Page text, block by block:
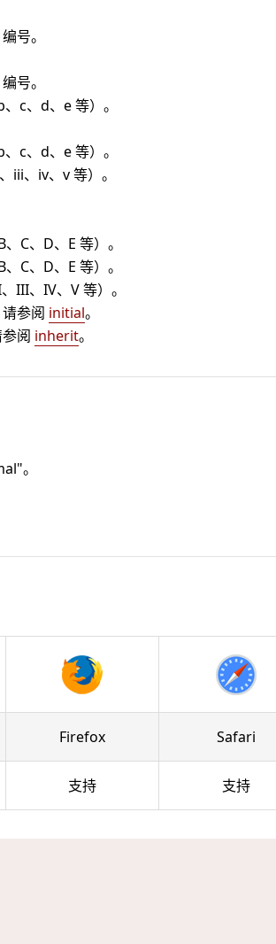
号。
号。
c、d、e 等）。
c、d、e 等）。
iii、iv、v 等）。
C、D、E 等）。
C、D、E 等）。
III、IV、V 等）。
参阅 initial。
阅 inherit。
。
Firefox Safari
支持 支持